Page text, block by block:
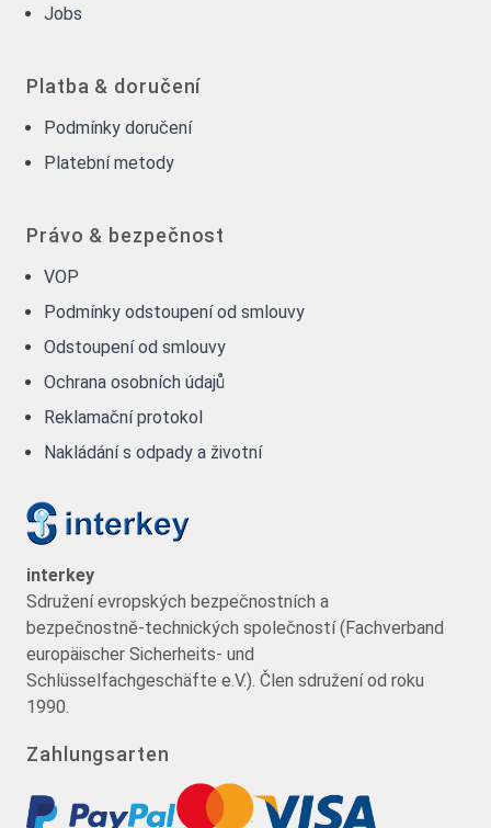
Jobs
Platba & doručení
Podmínky doručení
Platební metody
Právo & bezpečnost
VOP
Podmínky odstoupení od smlouvy
Odstoupení od smlouvy
Ochrana osobních údajů
Reklamační protokol
Nakládání s odpady a životní
interkey
Sdružení evropských bezpečnostních a
bezpečnostně-technických společností (Fachverband
europäischer Sicherheits- und
Schlüsselfachgeschäfte e.V.). Člen sdružení od roku
1990.
Zahlungsarten